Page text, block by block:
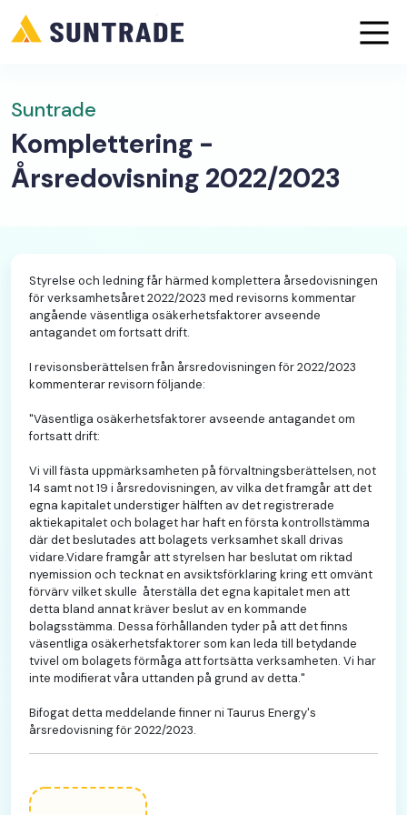
Suntrade
Komplettering -
Årsredovisning 2022/2023
Styrelse och ledning får härmed komplettera årsedovisningen
för verksamhetsåret 2022/2023 med revisorns kommentar
angående väsentliga osäkerhetsfaktorer avseende
antagandet om fortsatt drift.
I revisonsberättelsen från årsredovisningen för 2022/2023
kommenterar revisorn följande:
"Väsentliga osäkerhetsfaktorer avseende antagandet om
fortsatt drift:
Vi vill fästa uppmärksamheten på förvaltningsberättelsen, not
14 samt not 19 i årsredovisningen, av vilka det framgår att det
egna kapitalet understiger hälften av det registrerade
aktiekapitalet och bolaget har haft en första kontrollstämma
där det beslutades att bolagets verksamhet skall drivas
vidare.Vidare framgår att styrelsen har beslutat om riktad
nyemission och tecknat en avsiktsförklaring kring ett omvänt
förvärv vilket skulle återställa det egna kapitalet men att
detta bland annat kräver beslut av en kommande
bolagsstämma. Dessa förhållanden tyder på att det finns
väsentliga osäkerhetsfaktorer som kan leda till betydande
tvivel om bolagets förmåga att fortsätta verksamheten. Vi har
inte modifierat våra uttanden på grund av detta."
Bifogat detta meddelande finner ni Taurus Energy's
årsredovisning för 2022/2023.